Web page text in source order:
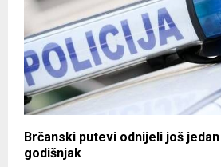
Brčanski putevi odnijeli još
godišnjak